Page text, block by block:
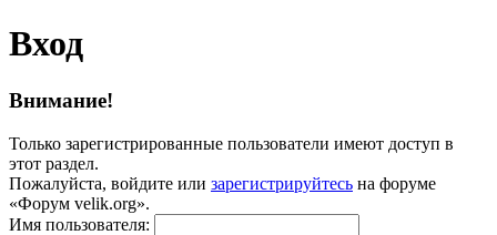
Вход
Внимание!
Только зарегистрированные пользователи имеют доступ в
этот раздел.
Пожалуйста, войдите или зарегистрируйтесь на форуме
«Форум velik.org».
Имя пользователя: